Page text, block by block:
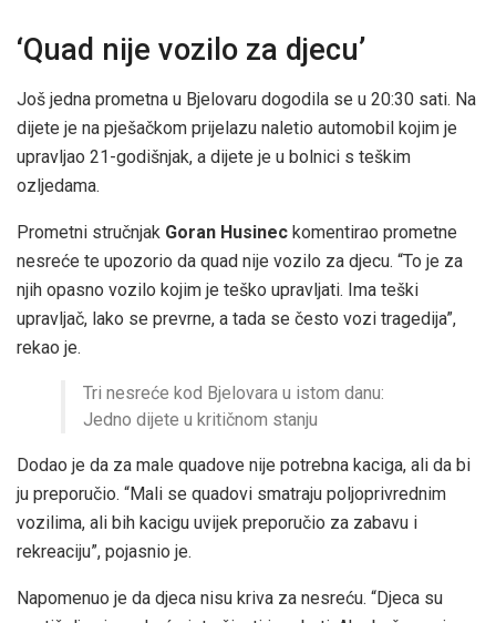
‘Quad nije vozilo za djecu’
Još jedna prometna u Bjelovaru dogodila se u 20:30 sati. Na
dijete je na pješačkom prijelazu naletio automobil kojim je
upravljao 21-godišnjak, a dijete je u bolnici s teškim
ozljedama.
Prometni stručnjak Goran Husinec komentirao prometne
nesreće te upozorio da quad nije vozilo za djecu. “To je za
njih opasno vozilo kojim je teško upravljati. Ima teški
upravljač, lako se prevrne, a tada se često vozi tragedija”,
rekao je.
Tri nesreće kod Bjelovara u istom danu:
Jedno dijete u kritičnom stanju
Dodao je da za male quadove nije potrebna kaciga, ali da bi
ju preporučio. “Mali se quadovi smatraju poljoprivrednim
vozilima, ali bih kacigu uvijek preporučio za zabavu i
rekreaciju”, pojasnio je.
Napomenuo je da djeca nisu kriva za nesreću. “Djeca su